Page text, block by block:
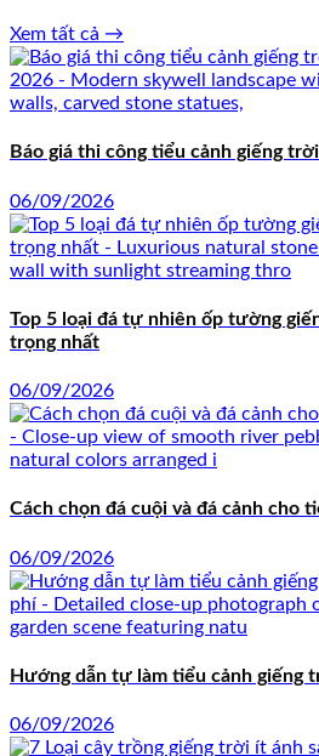
Xem tất cả →
Báo giá thi công tiểu cảnh giếng
06/09/2026
Top 5 loại đá tự nhiên ốp tường
trọng nhất
06/09/2026
Cách chọn đá cuội và đá cảnh cho
06/09/2026
Hướng dẫn tự làm tiểu cảnh giếng
06/09/2026